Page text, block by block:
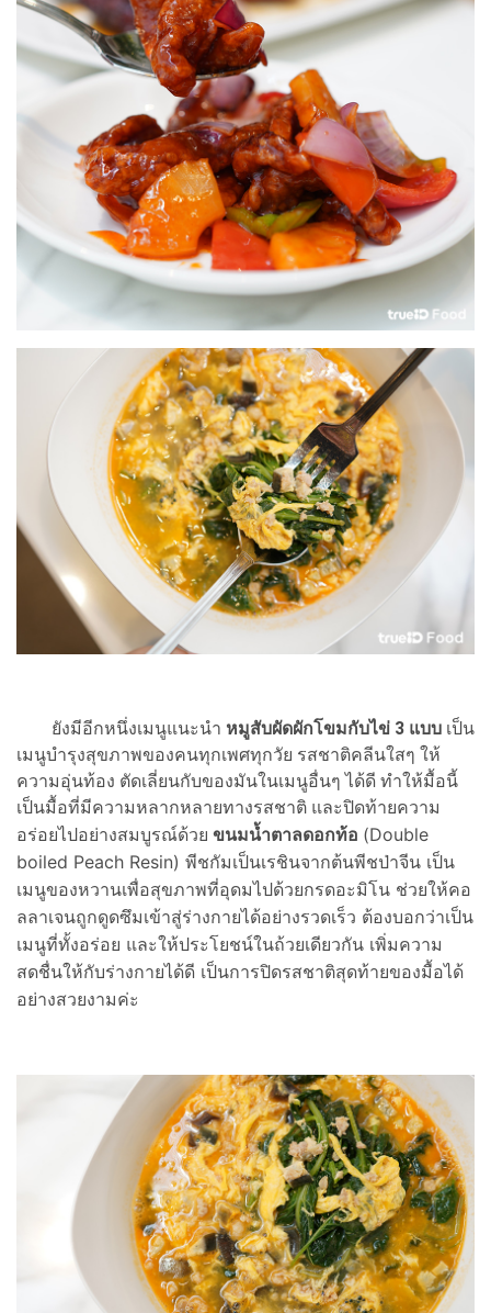
ยังมีอีกหนึ่งเมนูแนะนำ หมูสับผัดผักโขมกับไข่ 3 แบบ เป็น
เมนูบำรุงสุขภาพของคนทุกเพศทุกวัย รสชาติคลีนใสๆ ให้
ความอุ่นท้อง ตัดเลี่ยนกับของมันในเมนูอื่นๆ ได้ดี ทำให้มื้อนี้
เป็นมื้อที่มีความหลากหลายทางรสชาติ และปิดท้ายความ
อร่อยไปอย่างสมบูรณ์ด้วย ขนมน้ำตาลดอกท้อ (Double
boiled Peach Resin) พีชกัมเป็นเรชินจากต้นพีชป่าจีน เป็น
เมนูของหวานเพื่อสุขภาพที่อุดมไปด้วยกรดอะมิโน ช่วยให้คอ
ลลาเจนถูกดูดซึมเข้าสู่ร่างกายได้อย่างรวดเร็ว ต้องบอกว่าเป็น
เมนูที่ทั้งอร่อย และให้ประโยชน์ในถ้วยเดียวกัน เพิ่มความ
สดชื่นให้กับร่างกายได้ดี เป็นการปิดรสชาติสุดท้ายของมื้อได้
อย่างสวยงามค่ะ